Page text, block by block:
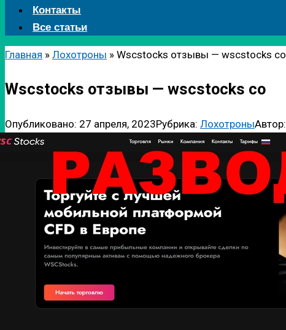
Контакты
Все статьи
Главная » Лохотроны » Wscstocks отзывы — wscstocks co
Wscstocks отзывы — wscstocks co
Опубликовано: 27 апреля, 2023Рубрика: ЛохотроныАвтор: